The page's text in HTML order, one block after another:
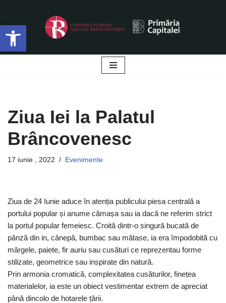
Deschide bara de unelte
Sari
la
conținut
Ziua Iei la Palatul
Brâncovenesc
17 iunie , 2022 Evenimente
Ziua de 24 Iunie aduce în atenția publicului piesa centrală a
portului popular și anume cămașa sau ia dacă ne referim strict
la portul popular femeiesc. Croită dintr-o singură bucată de
pânză din in, cânepă, bumbac sau mătase, ia era împodobită cu
mărgele, paiete, fir auriu sau cusături ce reprezentau forme
stilizate, geometrice sau inspirate din natură.
Prin armonia cromatică, complexitatea cusăturilor, finețea
materialelor, ia este un obiect vestimentar extrem de apreciat
până dincolo de hotarele țării.